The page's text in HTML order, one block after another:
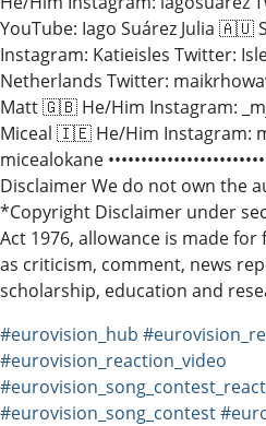
YouTube: Iago Suárez Julia
Instagram: Katieisles Twitter:
Netherlands Twitter:
Matt 🇬🇧 He/Him Instagram:
Miceal 🇮🇪 He/Him Instagram:
micealokane
Disclaimer We do not own the
*Copyright Disclaimer under
Act 1976, allowance is made
as criticism, comment, news
scholarship, education and
#eurovision_hub
#eurovision_reaction_video
#eurovision_song_contest